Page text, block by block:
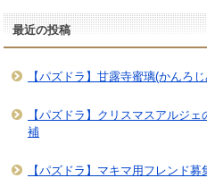
最近の投稿
【パズドラ】甘露寺蜜璃(かんろ
【パズドラ】クリスマスアルジ
補
【パズドラ】マキマ用フレンド